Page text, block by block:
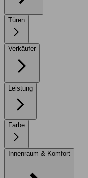
Türen
Verkäufer
Leistung
Farbe
Innenraum & Komfort